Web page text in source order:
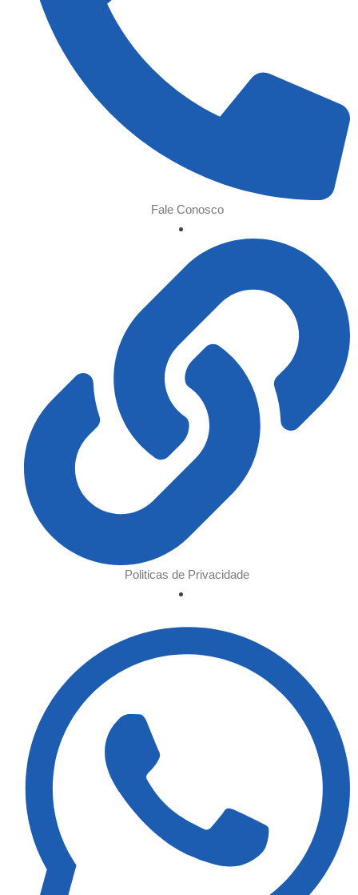
Fale Conosco
Politicas de Privacidade